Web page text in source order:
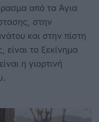
από τα Άγια
στην
και στην πίστη
το ξεκίνημα
η γιορτινή